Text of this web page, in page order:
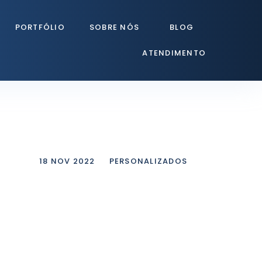
PORTFÓLIO SOBRE NÓS BLOG
ATENDIMENTO
18 NOV 2022 PERSONALIZADOS